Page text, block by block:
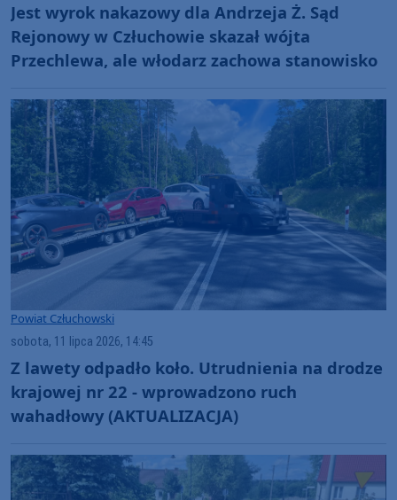
Jest wyrok nakazowy dla Andrzeja Ż. Sąd
Rejonowy w Człuchowie skazał wójta
Przechlewa, ale włodarz zachowa stanowisko
Powiat Człuchowski
sobota, 11 lipca 2026, 14:45
Z lawety odpadło koło. Utrudnienia na drodze
krajowej nr 22 - wprowadzono ruch
wahadłowy (AKTUALIZACJA)